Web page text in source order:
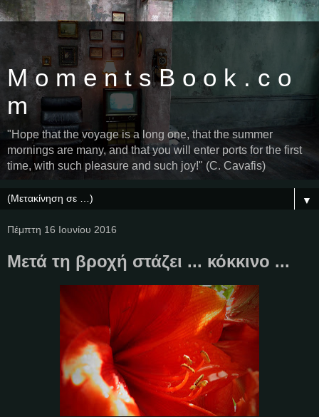
M o m e n t s B o o k . c o
m
"Hope that the voyage is a long one, that the summer
mornings are many, and that you will enter ports for the first
time, with such pleasure and such joy!" (C. Cavafis)
▼
Πέμπτη 16 Ιουνίου 2016
Μετά τη βροχή στάζει ... κόκκινο ...